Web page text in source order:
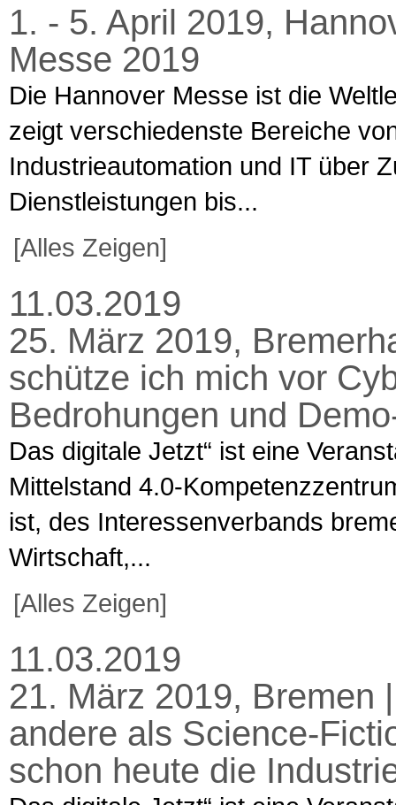
1. - 5. April 2019,
Messe 2019
Die Hannover Messe ist die
zeigt verschiedenste Bereiche
Industrieautomation und IT über
Dienstleistungen bis...
[Alles Zeigen]
11.03.2019
25. März 2019,
schütze ich mich vor
Bedrohungen und
Das digitale Jetzt“ ist eine
Mittelstand 4.0-
ist, des Interessenverbands
Wirtschaft,...
[Alles Zeigen]
11.03.2019
21. März 2019, Bremen
andere als Science-
schon heute die